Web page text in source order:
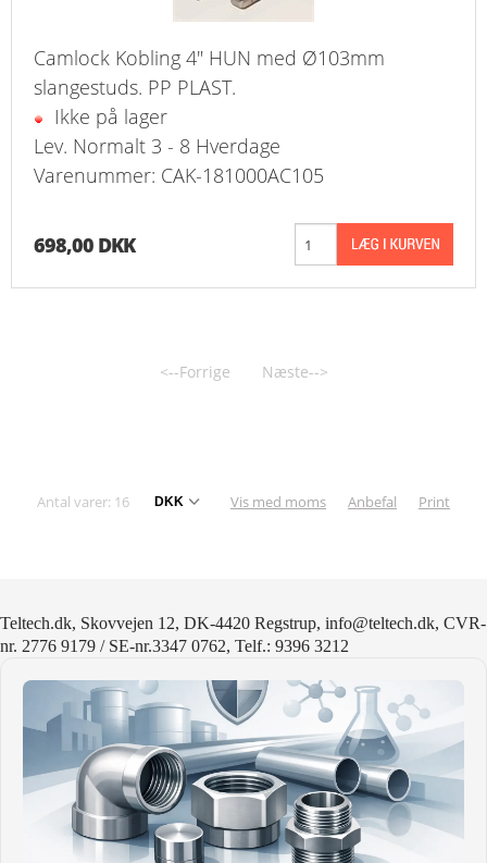
Camlock Kobling 4" HUN med Ø103mm
slangestuds. PP PLAST.
Ikke på lager
Lev. Normalt 3 - 8 Hverdage
Varenummer: CAK-181000AC105
698,00 DKK
<--Forrige Næste-->
Antal varer: 16 Vis med moms Anbefal Print
Teltech.dk, Skovvejen 12, DK-4420 Regstrup, info@teltech.dk, CVR-
nr. 2776 9179 / SE-nr.3347 0762, Telf.: 9396 3212